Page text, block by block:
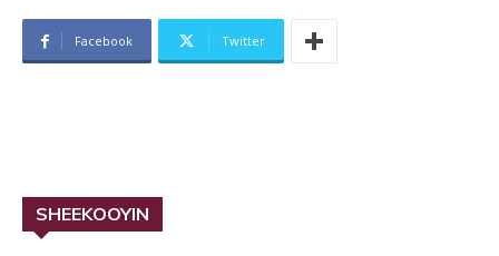
Facebook Twitter
SHEEKOOYIN